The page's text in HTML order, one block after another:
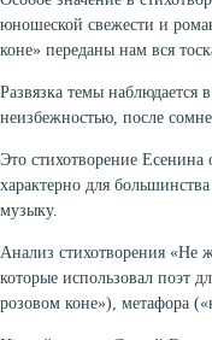
юношеской свежести и
коне» переданы нам вся
Развязка темы наблюдается
неизбежностью, после
Это стихотворение
характерно для
музыку.
Анализ стихотворения «Не
которые использовал поэт
розовом коне»), метафора